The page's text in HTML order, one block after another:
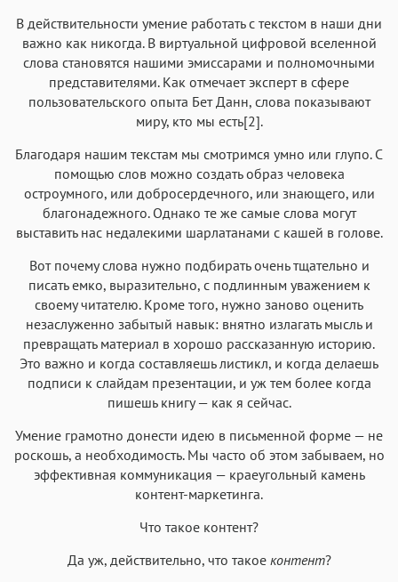
В действительности умение работать с текстом в наши дни
важно как никогда. В виртуальной цифровой вселенной
слова становятся нашими эмиссарами и полномочными
представителями. Как отмечает эксперт в сфере
пользовательского опыта Бет Данн, слова показывают
миру, кто мы есть[2].
Благодаря нашим текстам мы смотримся умно или глупо. С
помощью слов можно создать образ человека
остроумного, или добросердечного, или знающего, или
благонадежного. Однако те же самые слова могут
выставить нас недалекими шарлатанами с кашей в голове.
Вот почему слова нужно подбирать очень тщательно и
писать емко, выразительно, с подлинным уважением к
своему читателю. Кроме того, нужно заново оценить
незаслуженно забытый навык: внятно излагать мысль и
превращать материал в хорошо рассказанную историю.
Это важно и когда составляешь листикл, и когда делаешь
подписи к слайдам презентации, и уж тем более когда
пишешь книгу — как я сейчас.
Умение грамотно донести идею в письменной форме — не
роскошь, а необходимость. Мы часто об этом забываем, но
эффективная коммуникация — краеугольный камень
контент-маркетинга.
Что такое контент?
Да уж, действительно, что такое контент?